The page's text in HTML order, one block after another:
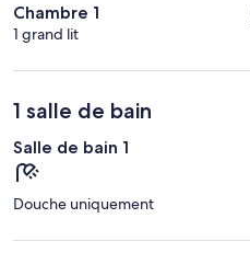
Chambre 1
1 grand lit
1 salle de bain
Salle de bain 1
Douche uniquement